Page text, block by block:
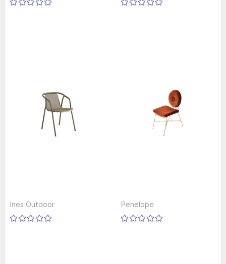
Ines Outdoor Penelope